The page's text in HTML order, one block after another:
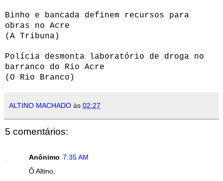
Binho e bancada definem recursos para
obras no Acre
(A Tribuna)
Polícia desmonta laboratório de droga no
barranco do Rio Acre
(O Rio Branco)
ALTINO MACHADO às 02:27
5 comentários:
Anônimo 7:35 AM
Ô Altino,